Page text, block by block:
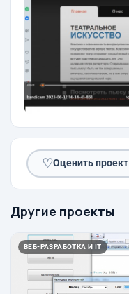
♡Оценить проект
Другие проекты
ВЕБ-РАЗРАБОТКА И IT